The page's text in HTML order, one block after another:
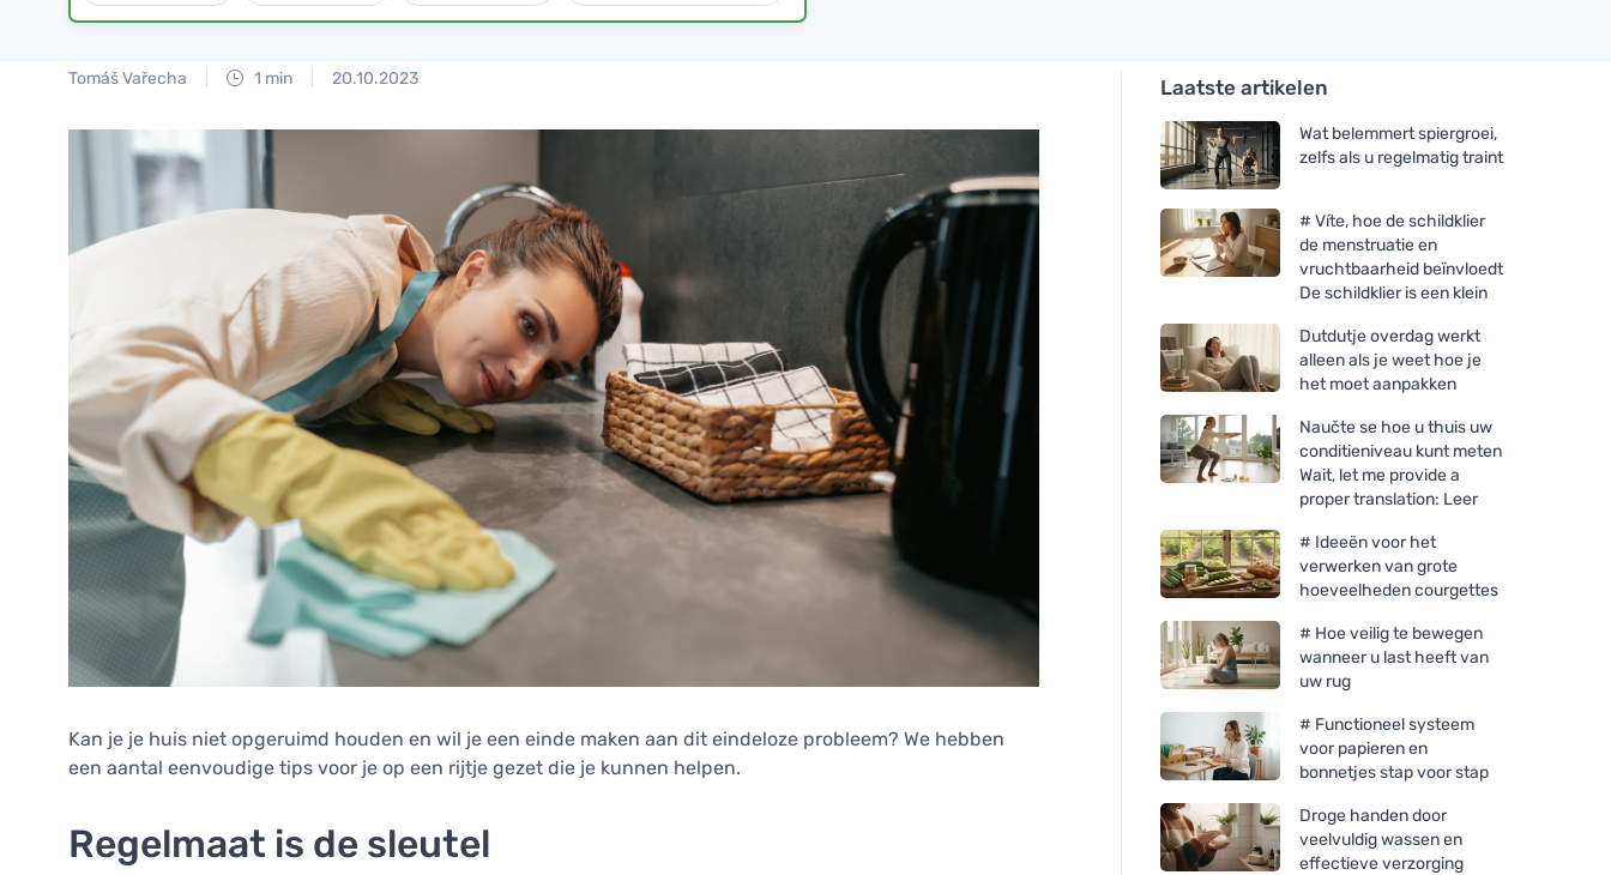
Tomáš Vařecha 1 min 20.10.2023
Kan je je huis niet opgeruimd houden en wil je een einde maken aan dit eindeloze probleem? We hebben
een aantal eenvoudige tips voor je op een rijtje gezet die je kunnen helpen.
Regelmaat is de sleutel
Laatste artikelen
Wat belemmert spiergroei,
zelfs als u regelmatig traint
# Víte, hoe de schildklier
de menstruatie en
vruchtbaarheid beïnvloedt
De schildklier is een klein
Dutdutje overdag werkt
alleen als je weet hoe je
het moet aanpakken
Naučte se hoe u thuis uw
conditieniveau kunt meten
Wait, let me provide a
proper translation: Leer
# Ideeën voor het
verwerken van grote
hoeveelheden courgettes
# Hoe veilig te bewegen
wanneer u last heeft van
uw rug
# Functioneel systeem
voor papieren en
bonnetjes stap voor stap
Droge handen door
veelvuldig wassen en
effectieve verzorging